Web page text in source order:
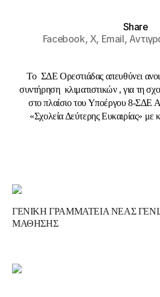
Share
Facebook,X, Email,
Το ΣΔΕ Ορεστιάδας απευθύνει
συντήρηση κλιματιστικών , για τη
στο πλαίσιο του Υποέργου 8-
«Σχολεία Δεύτερης Ευκαιρίας»
ΓΕΝΙΚΗ ΓΡΑΜΜΑΤΕΙΑ ΝΕΑΣ
ΜΑΘΗΣΗΣ